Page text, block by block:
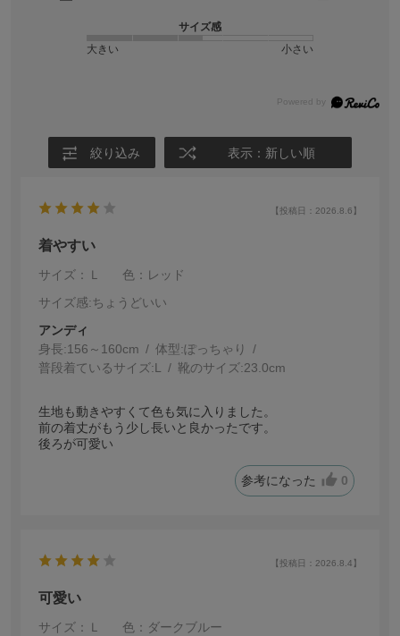
サイズ感
大きい
小さい
絞り込み 表示：新しい順
【投稿日：2026.8.6】
着やすい
サイズ：Ｌ
色：レッド
サイズ感:ちょうどいい
アンディ
身長:156～160cm 体型:ぽっちゃり
普段着ているサイズ:L 靴のサイズ:23.0cm
生地も動きやすくて色も気に入りました。
前の着丈がもう少し長いと良かったです。
後ろが可愛い
参考になった 0
【投稿日：2026.8.4】
可愛い
サイズ：Ｌ
色：ダークブルー